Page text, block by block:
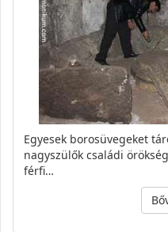
Egyesek borosüvegeket
nagyszülők családi
férfi…